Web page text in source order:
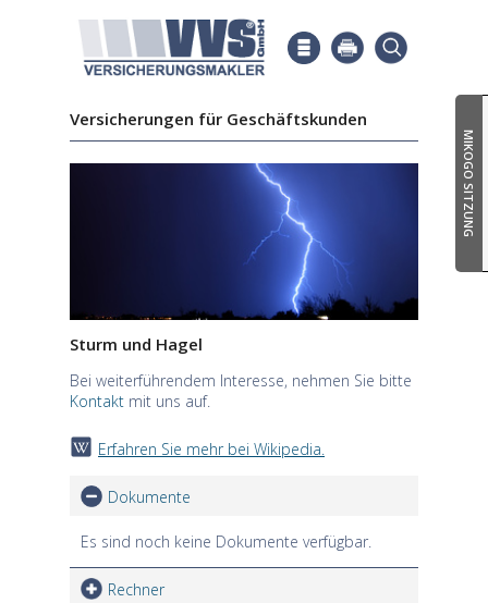
MIKOGO SITZUNG
Versicherungen für Geschäftskunden
Sturm und Hagel
Bei weiterführendem Interesse, nehmen Sie bitte
Kontakt mit uns auf.
Erfahren Sie mehr bei Wikipedia.
Dokumente
Es sind noch keine Dokumente verfügbar.
Rechner